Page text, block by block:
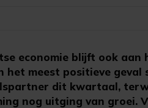
economie blijft ook
meest positieve geval
dit kwartaal,
nog uitging van groei.